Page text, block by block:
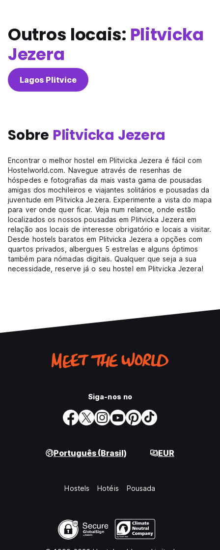
Outros locais: Plitvicka
Jezera
Lagos Plitvice
Sobre Plitvicka Jezera
Encontrar o melhor hostel em Plitvicka Jezera é fácil com
Hostelworld.com. Navegue através de resenhas de
hóspedes e fotografias da mais vasta gama de pousadas
amigas dos mochileiros e viajantes solitários e pousadas da
juventude em Plitvicka Jezera. Experimente a vista do mapa
para ver onde quer ficar. Veja num relance, onde estão
localizados os nossos pousadas em Plitvicka Jezera em
relação aos locais de interesse obrigatório e locais a visitar.
Desde hostels baratos em Plitvicka Jezera a opções com
quartos privados, albergues 5 estrelas e alguns óptimos
também para nómadas digitais. Qualquer que seja a sua
necessidade, reserve já o seu hostel em Plitvicka Jezera!
Siga-nos no
Português (Brasil) EUR
Hostels Hotéis Pousada